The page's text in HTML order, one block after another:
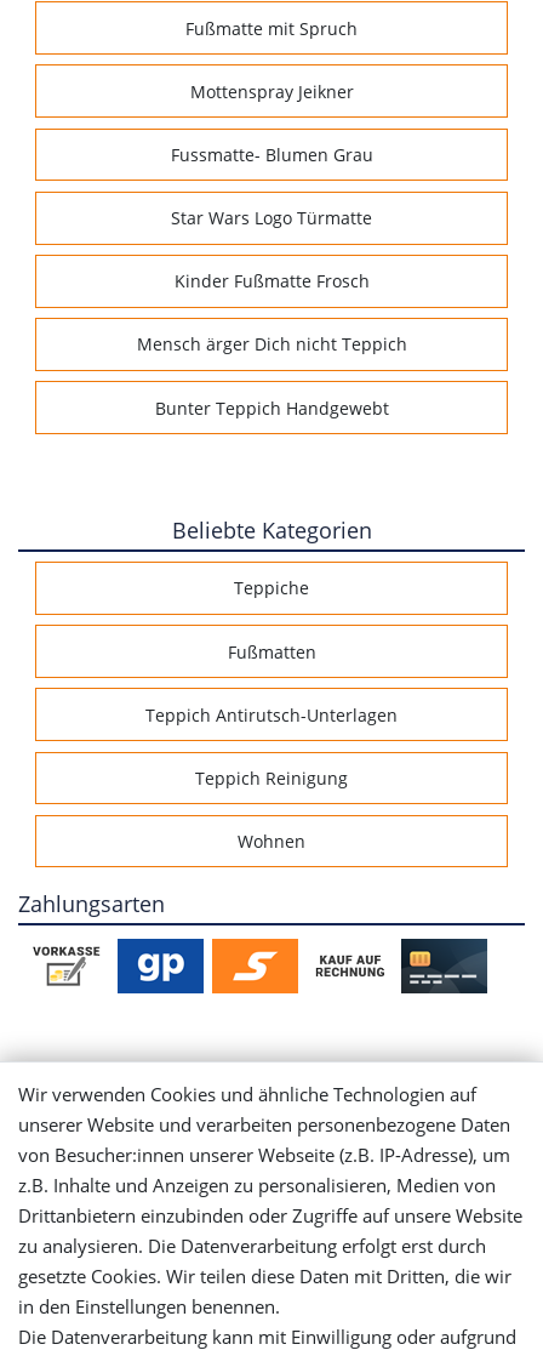
Fußmatte mit Spruch
Mottenspray Jeikner
Fussmatte- Blumen Grau
Star Wars Logo Türmatte
Kinder Fußmatte Frosch
Mensch ärger Dich nicht Teppich
Bunter Teppich Handgewebt
Beliebte Kategorien
Teppiche
Fußmatten
Teppich Antirutsch-Unterlagen
Teppich Reinigung
Wohnen
Zahlungsarten
Mein Konto
Login
Registrieren
Versandinformationen
Let's stay connected
Wir verwenden Cookies und ähnliche Technologien auf
unserer Website und verarbeiten personenbezogene Daten
von Besucher:innen unserer Webseite (z.B. IP-Adresse), um
z.B. Inhalte und Anzeigen zu personalisieren, Medien von
Drittanbietern einzubinden oder Zugriffe auf unsere Website
zu analysieren. Die Datenverarbeitung erfolgt erst durch
gesetzte Cookies. Wir teilen diese Daten mit Dritten, die wir
in den Einstellungen benennen.
Die Datenverarbeitung kann mit Einwilligung oder aufgrund